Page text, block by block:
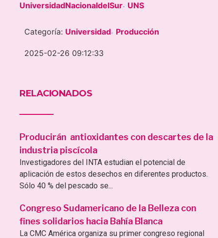
UniversidadNacionaldelSur- UNS
Categoría: Universidad- Producción
2025-02-26 09:12:33
RELACIONADOS
Producirán antioxidantes con descartes de la
industria piscícola
Investigadores del INTA estudian el potencial de
aplicación de estos desechos en diferentes productos.
Sólo 40 % del pescado se...
Congreso Sudamericano de la Belleza con
fines solidarios hacia Bahía Blanca
La CMC América organiza su primer congreso regional